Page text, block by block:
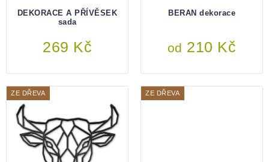
DEKORACE A PŘÍVĚSEK
sada
269 Kč
BERAN dekorace
od 210 Kč
ZE DŘEVA ZE DŘEVA